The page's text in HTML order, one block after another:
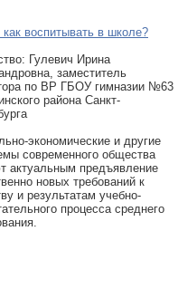
воспитывать в школе?
Гулевич Ирина
заместитель
по ВР ГБОУ гимназии №63
района Санкт-
экономические и другие
современного общества
актуальным предъявление
новых требований к
и результатам учебно-
процесса среднего